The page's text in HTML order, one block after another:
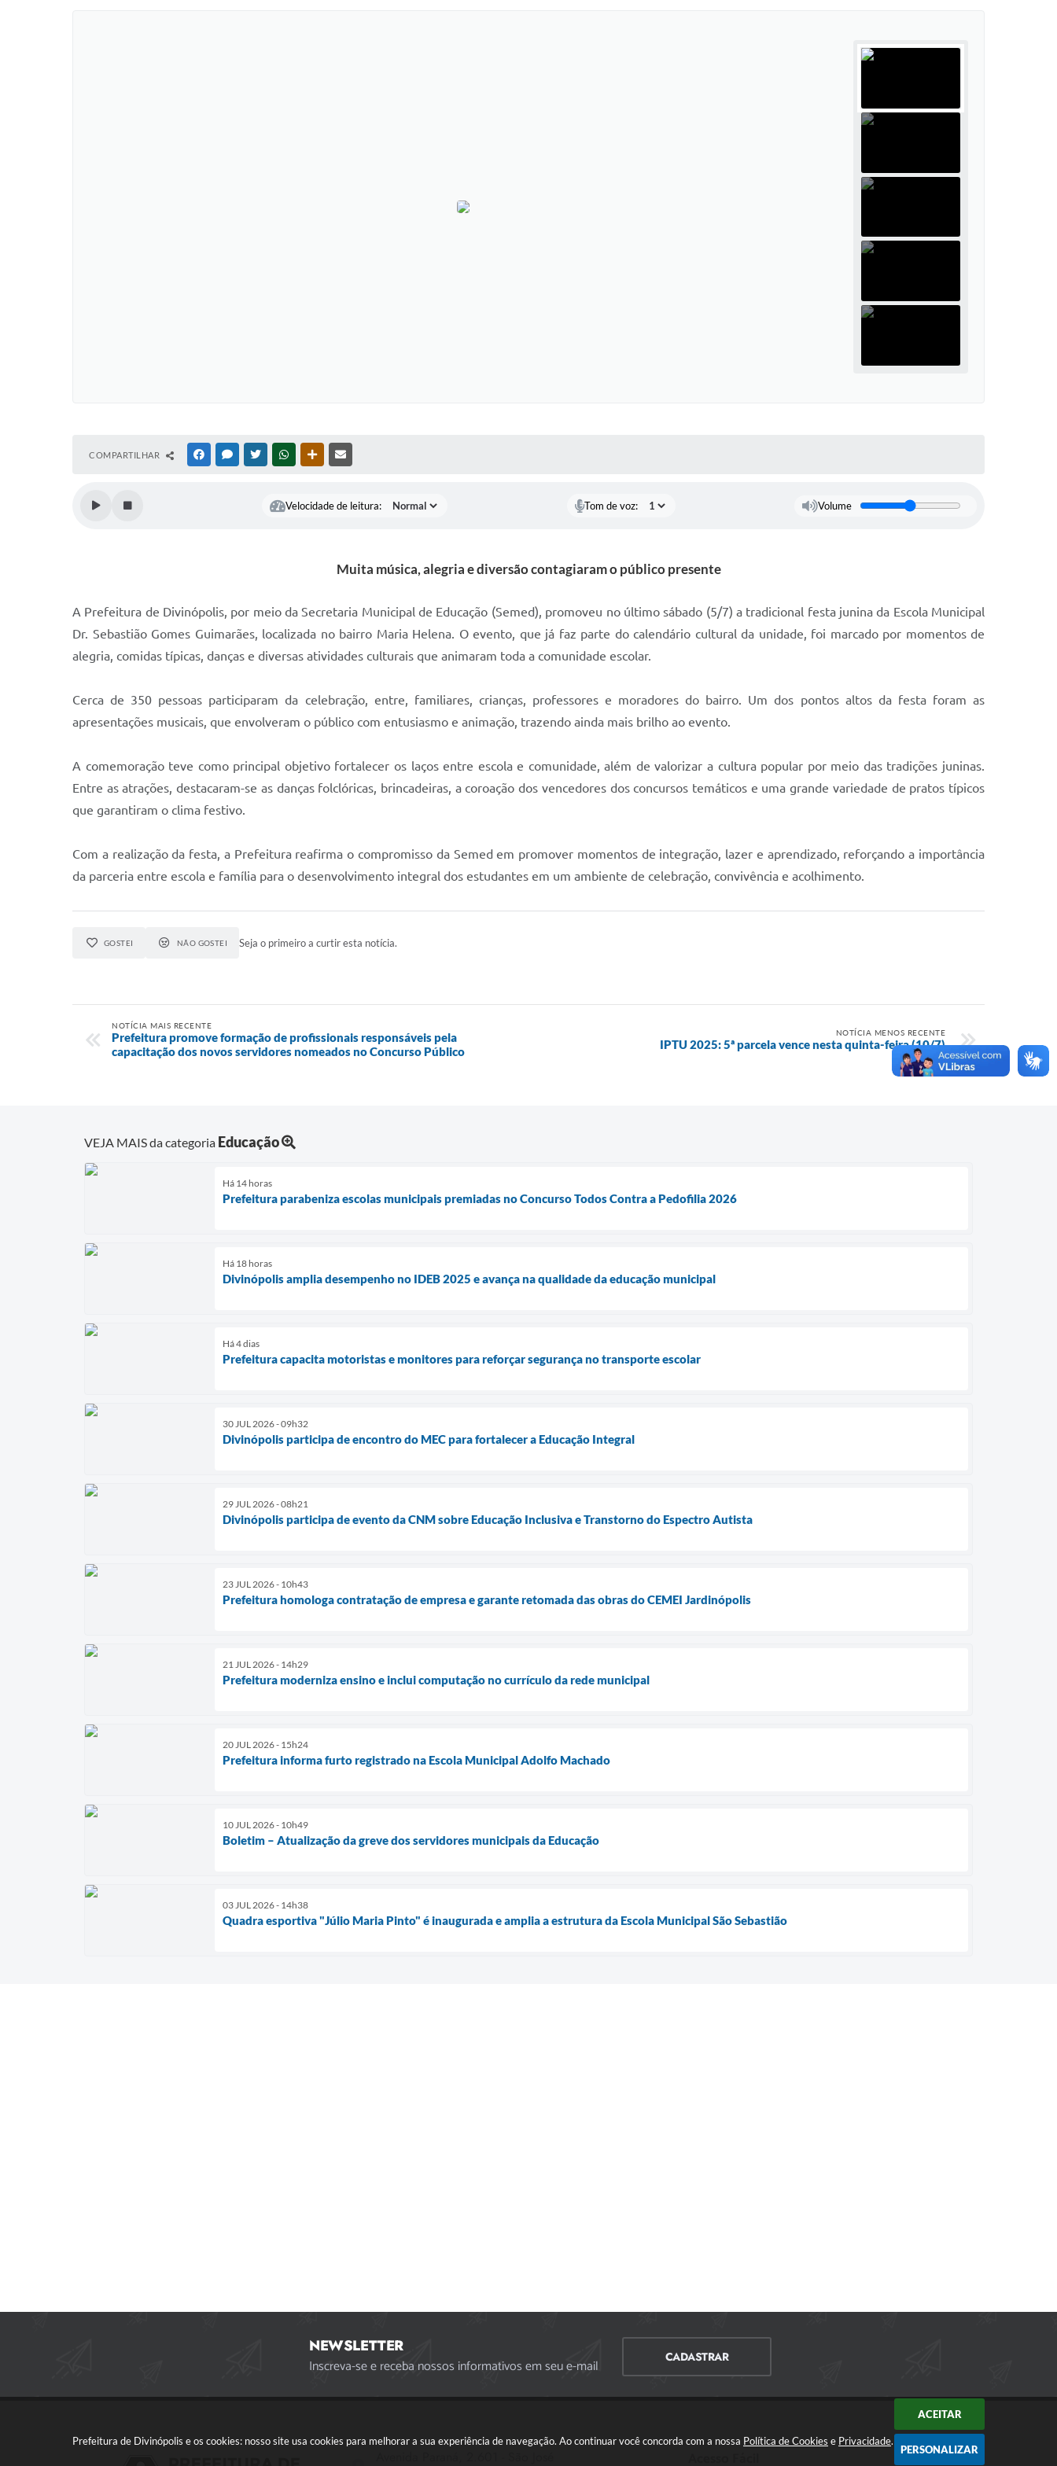
Prefeitura de Divinópolis e os cookies: nosso site usa cookies para melhorar a sua experiência de navegação. Ao continuar você concorda com a nossa Política de Cookies e Privacidade.
ACEITAR
PERSONALIZAR
COMPARTILHAR FACEBOOKMESSENGER
TWITTERWHATSAPPOUTRAS MÍDIAS
Velocidade de leitura: Tom de voz: Volume
Muita música, alegria e diversão contagiaram o público presente
A Prefeitura de Divinópolis, por meio da Secretaria Municipal de Educação (Semed), promoveu no último sábado (5/7) a tradicional festa junina da Escola Municipal
Dr. Sebastião Gomes Guimarães, localizada no bairro Maria Helena. O evento, que já faz parte do calendário cultural da unidade, foi marcado por momentos de
alegria, comidas típicas, danças e diversas atividades culturais que animaram toda a comunidade escolar.
Cerca de 350 pessoas participaram da celebração, entre, familiares, crianças, professores e moradores do bairro. Um dos pontos altos da festa foram as
apresentações musicais, que envolveram o público com entusiasmo e animação, trazendo ainda mais brilho ao evento.
A comemoração teve como principal objetivo fortalecer os laços entre escola e comunidade, além de valorizar a cultura popular por meio das tradições juninas.
Entre as atrações, destacaram-se as danças folclóricas, brincadeiras, a coroação dos vencedores dos concursos temáticos e uma grande variedade de pratos típicos
que garantiram o clima festivo.
Com a realização da festa, a Prefeitura reafirma o compromisso da Semed em promover momentos de integração, lazer e aprendizado, reforçando a importância
da parceria entre escola e família para o desenvolvimento integral dos estudantes em um ambiente de celebração, convivência e acolhimento.
GOSTEI NÃO GOSTEI Seja o primeiro a curtir esta notícia.
NOTÍCIA MAIS RECENTE
Prefeitura promove formação de profissionais responsáveis pela
capacitação dos novos servidores nomeados no Concurso Público
NOTÍCIA MENOS RECENTE
IPTU 2025: 5ª parcela vence nesta quinta-feira (10/7)
VEJA MAIS da categoria Educação
Há 14 horas
Prefeitura parabeniza escolas municipais premiadas no Concurso Todos Contra a Pedofilia 2026
Há 18 horas
Divinópolis amplia desempenho no IDEB 2025 e avança na qualidade da educação municipal
Há 4 dias
Prefeitura capacita motoristas e monitores para reforçar segurança no transporte escolar
30 JUL 2026 - 09h32
Divinópolis participa de encontro do MEC para fortalecer a Educação Integral
29 JUL 2026 - 08h21
Divinópolis participa de evento da CNM sobre Educação Inclusiva e Transtorno do Espectro Autista
23 JUL 2026 - 10h43
Prefeitura homologa contratação de empresa e garante retomada das obras do CEMEI Jardinópolis
21 JUL 2026 - 14h29
Prefeitura moderniza ensino e inclui computação no currículo da rede municipal
20 JUL 2026 - 15h24
Prefeitura informa furto registrado na Escola Municipal Adolfo Machado
10 JUL 2026 - 10h49
Boletim – Atualização da greve dos servidores municipais da Educação
03 JUL 2026 - 14h38
Quadra esportiva "Júlio Maria Pinto" é inaugurada e amplia a estrutura da Escola Municipal São Sebastião
NEWSLETTER
Inscreva-se e receba nossos informativos em seu e-mail CADASTRAR